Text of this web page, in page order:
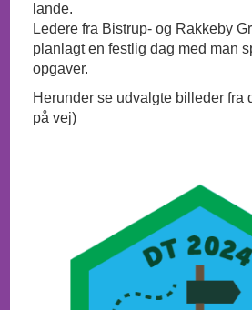
lande.
Ledere fra Bistrup- og Rakkeby
planlagt en festlig dag med man
opgaver.
Herunder se udvalgte billeder fra
på vej)